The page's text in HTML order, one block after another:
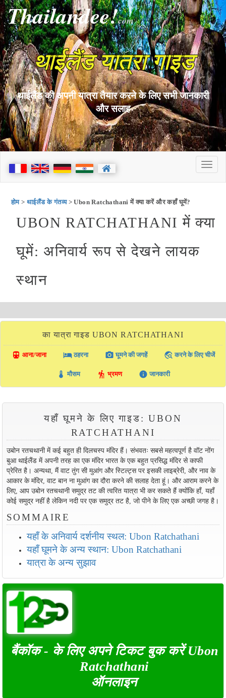
Thailandee!com
थाईलैंड यात्रा गाइड
थाईलैंड की अपनी यात्रा तैयार करने के लिए सभी जानकारी
और सलाह
होम>थाईलैंड के गंतव्य> Ubon Ratchathani में क्या करें और कहाँ घूमें?
UBON RATCHATHANI में क्या
घूमें: अनिवार्य रूप से देखने लायक
स्थान
का यात्रा गाइड UBON RATCHATHANI
directions_transit आना/जाना local_hotelठहरना photo_camera घूमने की जगहें travel_explore करने के लिए चीजें
thermostat मौसम hiking भ्रमण info जानकारी
यहाँ घूमने के लिए गाइड: UBON
RATCHATHANI
उबोन रतचथानी में कई बहुत ही दिलचस्प मंदिर हैं। संभवतः सबसे महत्वपूर्ण है वॉट नोंग
बुआ थाईलैंड में अपनी तरह का एक मंदिर भारत के एक बहुत प्रसिद्ध मंदिर से काफी
प्रेरित है। अन्यथा, मैं वाट तुंग सी मुआंग और स्टिल्ट्स पर इसकी लाइब्रेरी, और नाव के
आकार के मंदिर, वाट बान ना मुआंग का दौरा करने की सलाह देता हूं। और आराम करने के
लिए, आप उबोन रतचथानी समुद्र तट की त्वरित यात्रा भी कर सकते हैं क्योंकि हाँ, यहाँ
कोई समुद्र नहीं है लेकिन नदी पर एक समुद्र तट है, जो पीने के लिए एक अच्छी जगह है।
SOMMAIRE
यहाँ के अनिवार्य दर्शनीय स्थल: Ubon Ratchathani
यहाँ घूमने के अन्य स्थान: Ubon Ratchathani
यात्रा के अन्य सुझाव
बैंकॉक - के लिए अपने टिकट बुक करें Ubon
Ratchathani
ऑनलाइन